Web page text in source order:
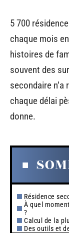
5 700
chaque mois
histoires de
souvent des
secondaire n’a
chaque délai
donne.
Résidence
À quel
?
Calcul de la
Des outils et